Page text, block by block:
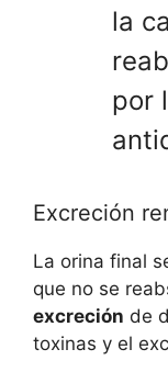
la
por
Excreción
La orina final
que no se
excreción de
toxinas y el